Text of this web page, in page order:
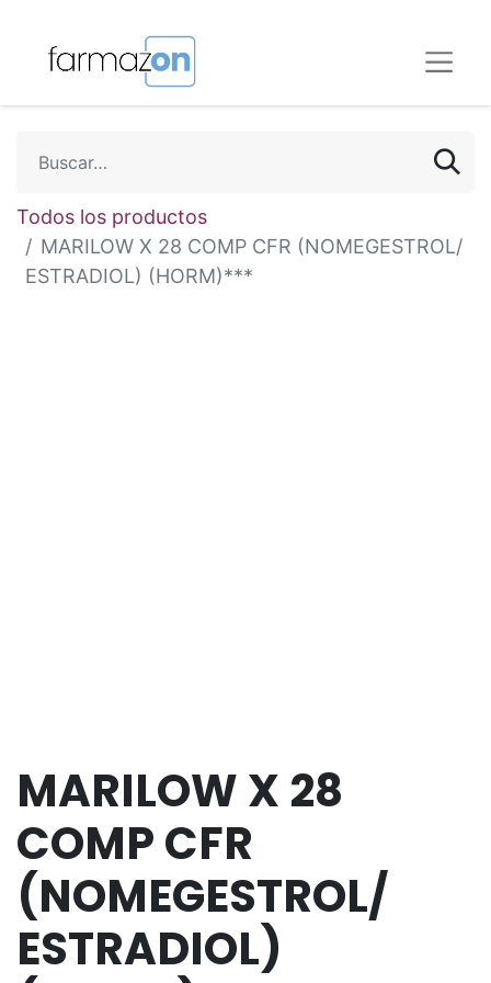
Todos los productos
MARILOW X 28 COMP CFR (NOMEGESTROL/
ESTRADIOL) (HORM)***
MARILOW X 28
COMP CFR
(NOMEGESTROL/
ESTRADIOL)